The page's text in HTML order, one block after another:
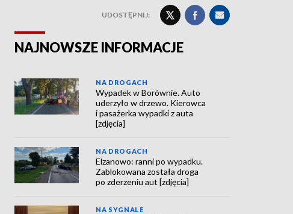
UDOSTĘPNIJ:
NAJNOWSZE INFORMACJE
NA DROGACH
Wypadek w Borównie. Auto
uderzyło w drzewo. Kierowca
i pasażerka wypadki z auta
[zdjęcia]
NA DROGACH
Elzanowo: ranni po wypadku.
Zablokowana została droga
po zderzeniu aut [zdjęcia]
NA SYGNALE